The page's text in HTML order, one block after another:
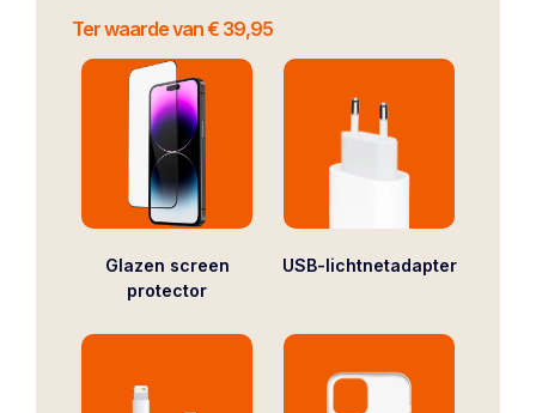
Ter waarde van € 39,95
Glazen screen
protector
USB-lichtnetadapter